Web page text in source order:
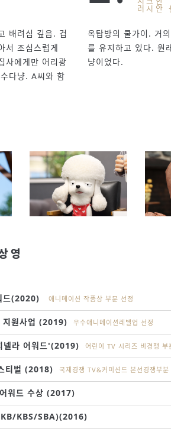
배려심 깊음. 겁
서 조심스럽게
사에게만 어리광
다냥. A씨와 함
러시안
옥탑방의 쿨가이. 거
를 유지하고 있다. 원
냥이었다.
영
드(2020) 애니메이션 작품상 부문 선정
지원사업 (2019) 우수애니메이션레벨업 선정
넬라 어워드'(2019) 어린이 TV 시리즈 비경쟁 부
티벌 (2018) 국제경쟁 TV&커미션드 본선경쟁부분
워드 수상 (2017)
KBS/SBA)(2016)